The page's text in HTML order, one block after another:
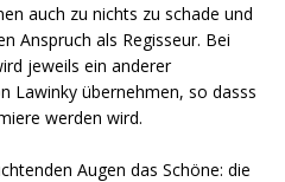
auch zu nichts zu schade und
Anspruch als Regisseur. Bei
jeweils ein anderer
Lawinky übernehmen, so dasss
werden wird.
Augen das Schöne: die